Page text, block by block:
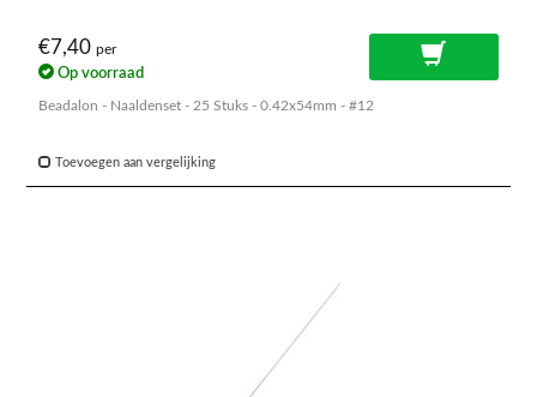
€7,40 per
Op voorraad
Beadalon - Naaldenset - 25 Stuks - 0.42x54mm - #12
Toevoegen aan vergelijking